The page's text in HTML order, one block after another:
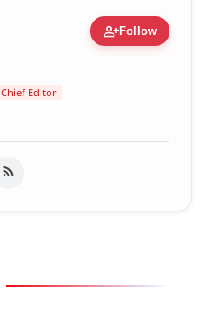
person_addFollow
Verified Public Figure
Chief Editor